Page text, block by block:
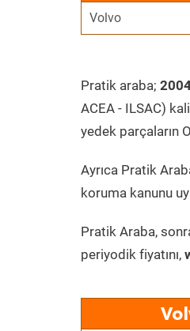
Volvo
Pratik araba;
ACEA - ILSAC)
yedek parçaların
Ayrıca Pratik
koruma kanunu
Pratik Araba,
periyodik fiyatını,